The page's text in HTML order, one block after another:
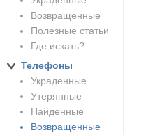
Возвращенные
Полезные статьи
Где искать?
Телефоны
Украденные
Утерянные
Найденные
Возвращенные